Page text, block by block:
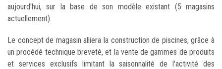
aujourd'hui, sur la base de son modèle existant (5 magasins
actuellement).
Le concept de magasin alliera la construction de piscines, grâce à
un procédé technique breveté, et la vente de gammes de produits
et services exclusifs limitant la saisonnalité de l'activité des